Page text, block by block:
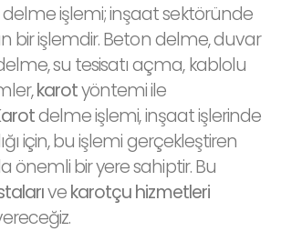
işlemi; inşaat sektöründe
bir işlemdir. Beton delme, duvar
su tesisatı açma, kablolu
karotyöntemi ile
delme işlemi, inşaat işlerinde
için, bu işlemi gerçekleştiren
önemli bir yere sahiptir. Bu
vekarotçu hizmetleri